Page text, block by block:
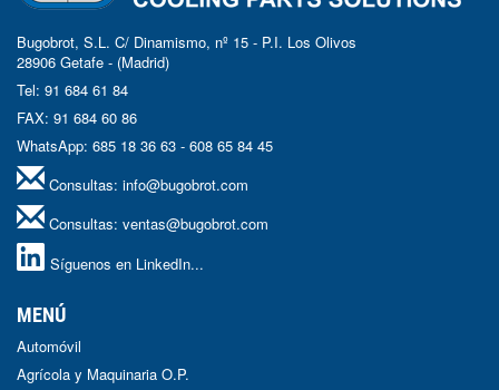
Bugobrot, S.L. C/ Dinamismo, nº 15 - P.I. Los Olivos
28906 Getafe - (Madrid)
Tel: 91 684 61 84
FAX: 91 684 60 86
WhatsApp: 685 18 36 63 - 608 65 84 45
Consultas: info@bugobrot.com
Consultas: ventas@bugobrot.com
Síguenos en LinkedIn...
MENÚ
Automóvil
Agrícola y Maquinaria O.P.